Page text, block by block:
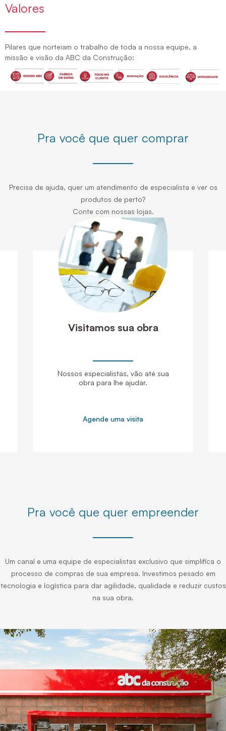
Valores
Pilares que norteiam o trabalho de toda a nossa equipe, a
missão e visão da ABC da Construção:
Pra você que quer comprar
Precisa de ajuda, quer um atendimento de especialista e ver os
produtos de perto?
Conte com nossas lojas.
Visitamos sua obra
Nossos especialistas, vão até sua
obra para lhe ajudar.
Agende uma visita
Pra você que quer empreender
Um canal e uma equipe de especialistas exclusivo que simplifica o
processo de compras de sua empresa. Investimos pesado em
tecnologia e logística para dar agilidade, qualidade e reduzir custos
na sua obra.